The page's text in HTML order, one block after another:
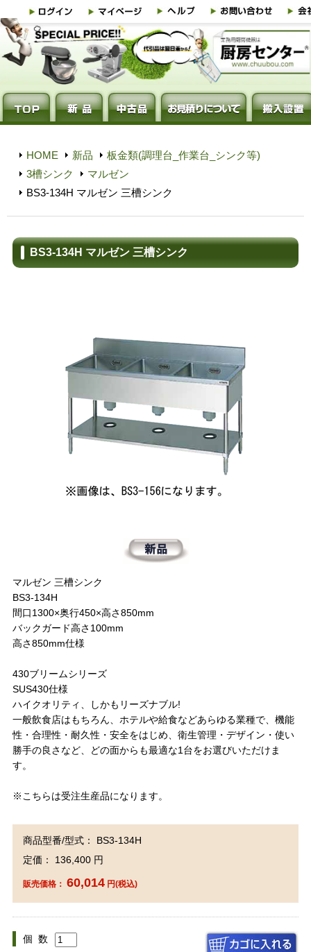
HOME 新品
板金類(調理台_作業台_シンク等)
3槽シンク
マルゼン
BS3-134H マルゼン 三槽シンク
BS3-134H マルゼン 三槽シンク
マルゼン 三槽シンク
BS3-134H
間口1300×奥行450×高さ850mm
バックガード高さ100mm
高さ850mm仕様
430ブリームシリーズ
SUS430仕様
ハイクオリティ、しかもリーズナブル!
一般飲食店はもちろん、ホテルや給食などあらゆる業種で、機能
性・合理性・耐久性・安全をはじめ、衛生管理・デザイン・使い
勝手の良さなど、どの面からも最適な1台をお選びいただけま
す。
※こちらは受注生産品になります。
商品型番/型式： BS3-134H
定価： 136,400 円
販売価格： 60,014円(税込)
個 数